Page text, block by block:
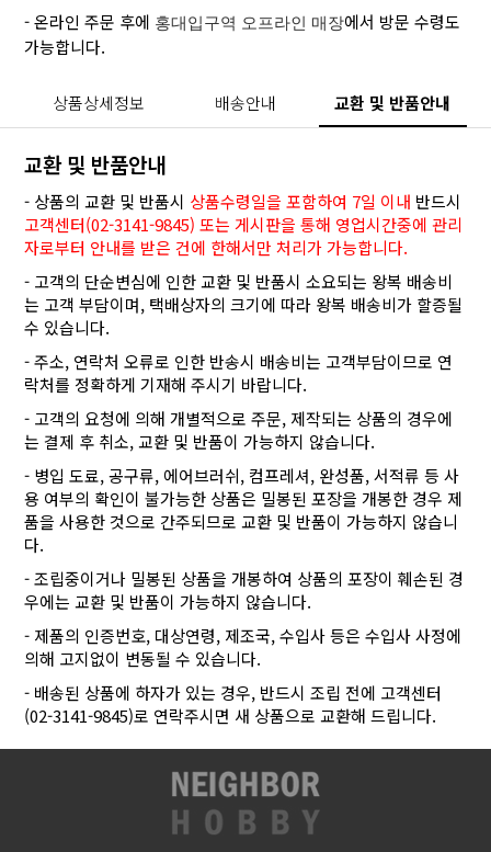
- 온라인 주문 후에 홍대입구역 오프라인 매장에서 방문 수령도
가능합니다.
상품상세정보 배송안내 교환 및 반품안내
교환 및 반품안내
- 상품의 교환 및 반품시 상품수령일을 포함하여 7일 이내 반드시
고객센터(02-3141-9845) 또는 게시판을 통해 영업시간중에 관리
자로부터 안내를 받은 건에 한해서만 처리가 가능합니다.
- 고객의 단순변심에 인한 교환 및 반품시 소요되는 왕복 배송비
는 고객 부담이며, 택배상자의 크기에 따라 왕복 배송비가 할증될
수 있습니다.
- 주소, 연락처 오류로 인한 반송시 배송비는 고객부담이므로 연
락처를 정확하게 기재해 주시기 바랍니다.
- 고객의 요청에 의해 개별적으로 주문, 제작되는 상품의 경우에
는 결제 후 취소, 교환 및 반품이 가능하지 않습니다.
- 병입 도료, 공구류, 에어브러쉬, 컴프레셔, 완성품, 서적류 등 사
용 여부의 확인이 불가능한 상품은 밀봉된 포장을 개봉한 경우 제
품을 사용한 것으로 간주되므로 교환 및 반품이 가능하지 않습니
다.
- 조립중이거나 밀봉된 상품을 개봉하여 상품의 포장이 훼손된 경
우에는 교환 및 반품이 가능하지 않습니다.
- 제품의 인증번호, 대상연령, 제조국, 수입사 등은 수입사 사정에
의해 고지없이 변동될 수 있습니다.
- 배송된 상품에 하자가 있는 경우, 반드시 조립 전에 고객센터
(02-3141-9845)로 연락주시면 새 상품으로 교환해 드립니다.